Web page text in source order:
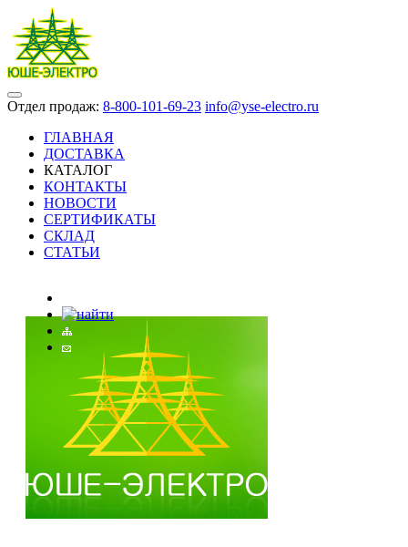
Отдел продаж: 8-800-101-69-23 info@yse-electro.ru
ГЛАВНАЯ
ДОСТАВКА
КАТАЛОГ
КОНТАКТЫ
НОВОСТИ
СЕРТИФИКАТЫ
СКЛАД
СТАТЬИ